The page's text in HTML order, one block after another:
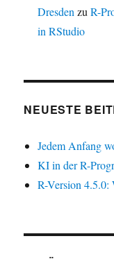
Dresden zuR-
in RStudio
NEUESTE
Jedem Anfang
KI in der R-
R-Version 4.5.0: